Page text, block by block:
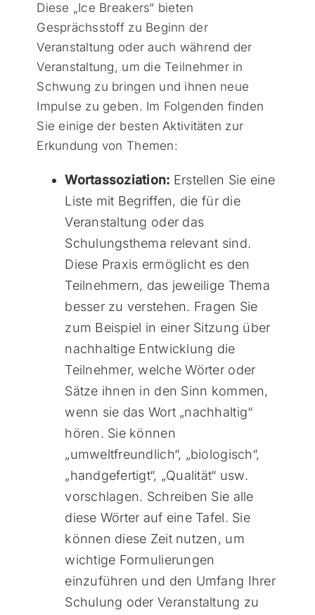
Diese „Ice Breakers“ bieten
Gesprächsstoff zu Beginn der
Veranstaltung oder auch während der
Veranstaltung, um die Teilnehmer in
Schwung zu bringen und ihnen neue
Impulse zu geben. Im Folgenden finden
Sie einige der besten Aktivitäten zur
Erkundung von Themen:
Wortassoziation: Erstellen Sie eine
Liste mit Begriffen, die für die
Veranstaltung oder das
Schulungsthema relevant sind.
Diese Praxis ermöglicht es den
Teilnehmern, das jeweilige Thema
besser zu verstehen. Fragen Sie
zum Beispiel in einer Sitzung über
nachhaltige Entwicklung die
Teilnehmer, welche Wörter oder
Sätze ihnen in den Sinn kommen,
wenn sie das Wort „nachhaltig“
hören. Sie können
„umweltfreundlich“, „biologisch“,
„handgefertigt“, „Qualität“ usw.
vorschlagen. Schreiben Sie alle
diese Wörter auf eine Tafel. Sie
können diese Zeit nutzen, um
wichtige Formulierungen
einzuführen und den Umfang Ihrer
Schulung oder Veranstaltung zu